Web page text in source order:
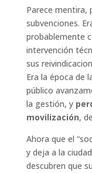
Parece mentira,
subvenciones.
probablemente
intervención
sus
Era la época de
público
la gestión, y
movilización,
Ahora que el
y deja a la
descubren que